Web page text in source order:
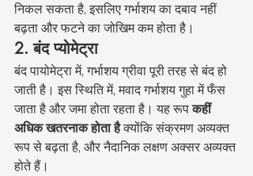
निकल सकता है, इसलिए गर्भाशय का दबाव नहीं
बढ़ता और फटने का जोखिम कम होता है।
2. बंद प्योमेट्रा
बंद पायोमेट्रा में, गर्भाशय ग्रीवा पूरी तरह से बंद हो
जाती है। इस स्थिति में, मवाद गर्भाशय गुहा में फँस
जाता है और जमा होता रहता है। यह रूप कहीं
अधिक खतरनाक होता है क्योंकि संक्रमण अव्यक्त
रूप से बढ़ता है, और नैदानिक लक्षण अक्सर अव्यक्त
होते हैं।